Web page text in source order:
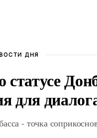
ДНЯ
для
- точка